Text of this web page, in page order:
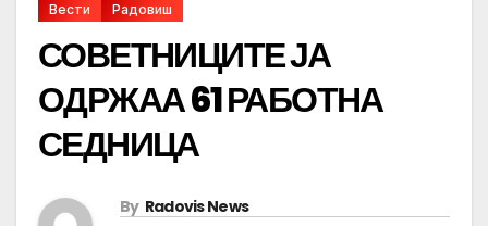
Вести Радовиш
СОВЕТНИЦИТЕ ЈА
ОДРЖАА 61 РАБОТНА
СЕДНИЦА
By Radovis News